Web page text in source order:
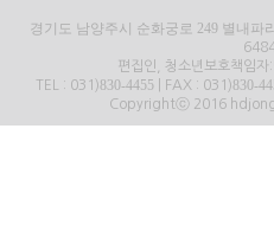
경기도 남양주시 순화궁로 249 별내파
편집인, 청소년보호책임자
TEL : 031)830-4455 | FAX : 031)830-
Copyrightⓒ 2016